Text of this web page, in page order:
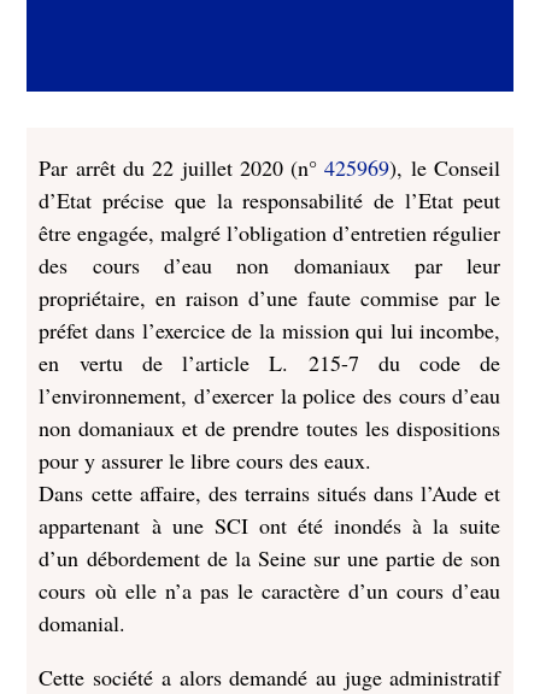
Par arrêt du 22 juillet 2020 (n°425969), le Conseil
d’Etat précise que la responsabilité de l’Etat peut
être engagée, malgré l’obligation d’entretien régulier
des cours d’eau non domaniaux par leur
propriétaire, en raison d’une faute commise par le
préfet dans l’exercice de la mission qui lui incombe,
en vertu de l’article L. 215-7 du code de
l’environnement, d’exercer la police des cours d’eau
non domaniaux et de prendre toutes les dispositions
pour y assurer le libre cours des eaux.
Dans cette affaire, des terrains situés dans l’Aude et
appartenant à une SCI ont été inondés à la suite
d’un débordement de la Seine sur une partie de son
cours où elle n’a pas le caractère d’un cours d’eau
domanial.
Cette société a alors demandé au juge administratif